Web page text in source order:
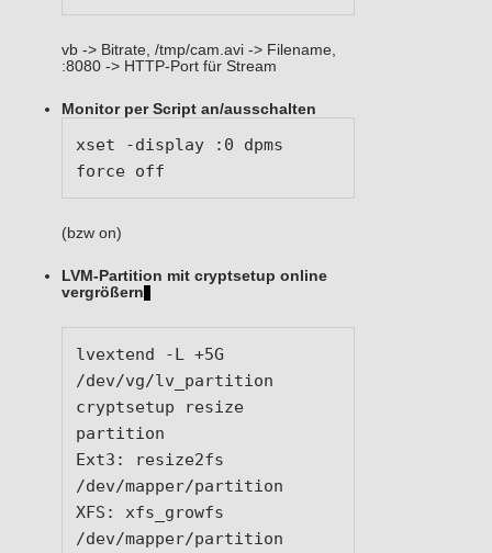
vb -> Bitrate, /tmp/cam.avi -> Filename,
:8080 -> HTTP-Port für Stream
Monitor per Script an/ausschalten
xset -display :0 dpms
force off
(bzw on)
LVM-Partition mit cryptsetup online
vergrößern
lvextend -L +5G
/dev/vg/lv_partition
cryptsetup resize
partition
Ext3: resize2fs
/dev/mapper/partition
XFS: xfs_growfs
/dev/mapper/partition